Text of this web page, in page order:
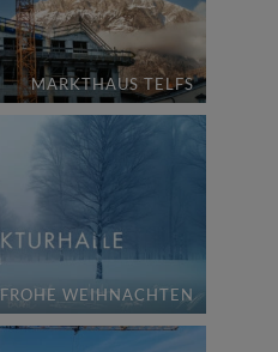
MARKTHAUS TELFS
FROHE WEIHNACHTEN